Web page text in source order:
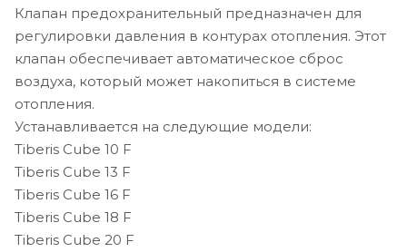
Клапан предохранительный предназначен для
регулировки давления в контурах отопления. Этот
клапан обеспечивает автоматическое сброс
воздуха, который может накопиться в системе
отопления.
Устанавливается на следующие модели:
Tiberis Cube 10 F
Tiberis Cube 13 F
Tiberis Cube 16 F
Tiberis Cube 18 F
Tiberis Cube 20 F